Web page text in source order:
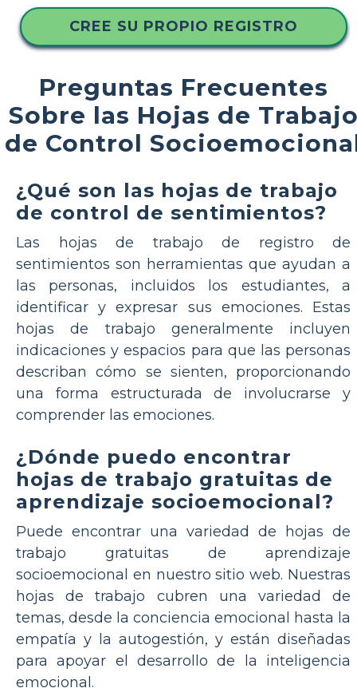
CREE SU PROPIO REGISTRO
Preguntas Frecuentes
Sobre las Hojas de
de Control
¿Qué son las hojas de trabajo
de control de sentimientos?
Las hojas de trabajo de registro de
sentimientos son herramientas que ayudan a
las personas, incluidos los estudiantes, a
identificar y expresar sus emociones. Estas
hojas de trabajo generalmente incluyen
indicaciones y espacios para que las personas
describan cómo se sienten, proporcionando
una forma estructurada de involucrarse y
comprender las emociones.
¿Dónde puedo encontrar
hojas de trabajo gratuitas de
aprendizaje socioemocional?
Puede encontrar una variedad de hojas de
trabajo gratuitas de aprendizaje
socioemocional en nuestro sitio web. Nuestras
hojas de trabajo cubren una variedad de
temas, desde la conciencia emocional hasta la
empatía y la autogestión, y están diseñadas
para apoyar el desarrollo de la inteligencia
emocional.